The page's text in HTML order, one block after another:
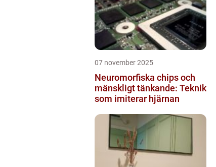
07 november 2025
Neuromorfiska chips och
mänskligt tänkande: Teknik
som imiterar hjärnan